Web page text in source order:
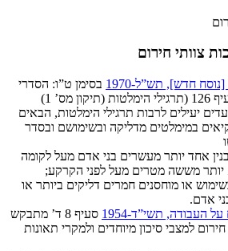
חדש], תש”ל-1970
בסימן ט”ו: הסדרי
בטיחות לשעת דליקה, בסעיף 126 (תרגילי הימלטות (תיקון מס’ 1)
כך: צעדים יעילים לרבות תרגילי הימלטות, הבאים
במימלטים מדליקה ובשימושם ובסדר
אחד יותר מעשרים בני אדם מעל לקומה
מששה מטרים מעל לפני הקרקע;
או מוחסנים חמרים דליקים ביותר או
אדם.
העבודה, תשי”ד-1954
סעיף 8 ד’ מתבקש
למצבי סיכון מיוחדים ולמקרי תאונות